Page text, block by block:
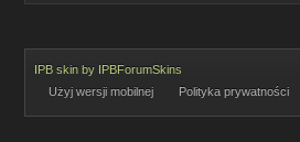
IPB skin by IPBForumSkins
Użyj wersji mobilnej
Polityka prywatności